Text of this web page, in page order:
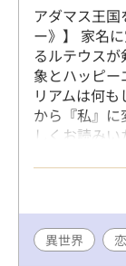
アダマス王
ー》】 家名
るルテウス
象とハッピ
リアムは何
から『私』に
しくお読み
誤字脱字の
2025.8.2 番
加しました
賜りました
とうございま
改稿してい
異世界